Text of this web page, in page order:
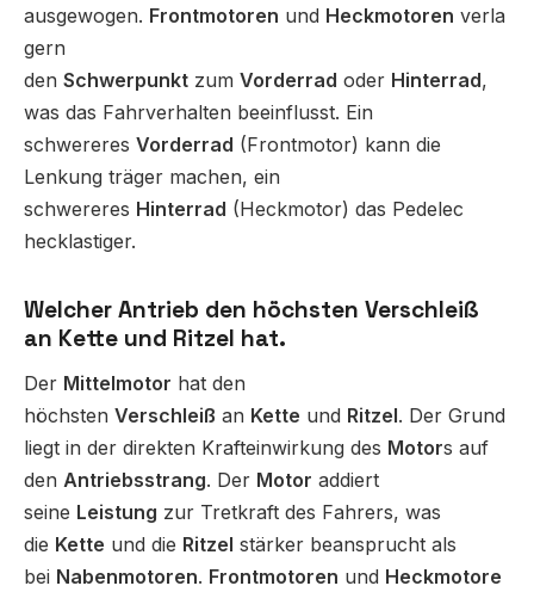
ausgewogen. Frontmotoren und Heckmotoren verla
gern
den Schwerpunkt zum Vorderrad oder Hinterrad,
was das Fahrverhalten beeinflusst. Ein
schwereres Vorderrad (Frontmotor) kann die
Lenkung träger machen, ein
schwereres Hinterrad (Heckmotor) das Pedelec
hecklastiger.
Welcher Antrieb den höchsten Verschleiß
an Kette und Ritzel hat.
Der Mittelmotor hat den
höchsten Verschleiß an Kette und Ritzel. Der Grund
liegt in der direkten Krafteinwirkung des Motors auf
den Antriebsstrang. Der Motor addiert
seine Leistung zur Tretkraft des Fahrers, was
die Kette und die Ritzel stärker beansprucht als
bei Nabenmotoren. Frontmotoren und Heckmotore